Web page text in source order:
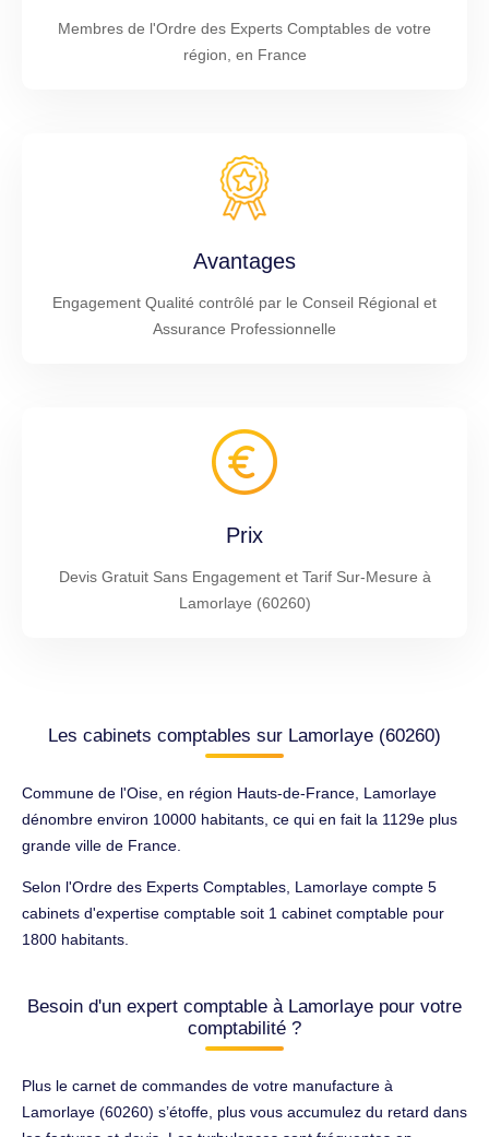
Membres de l'Ordre des Experts Comptables de votre
région, en France
Avantages
Engagement Qualité contrôlé par le Conseil Régional et
Assurance Professionnelle
Prix
Devis Gratuit Sans Engagement et Tarif Sur-Mesure à
Lamorlaye (60260)
Les cabinets comptables sur Lamorlaye (60260)
Commune de l'Oise, en région Hauts-de-France, Lamorlaye
dénombre environ 10000 habitants, ce qui en fait la 1129e plus
grande ville de France.
Selon l'Ordre des Experts Comptables, Lamorlaye compte 5
cabinets d'expertise comptable soit 1 cabinet comptable pour
1800 habitants.
Besoin d'un expert comptable à Lamorlaye pour votre
comptabilité ?
Plus le carnet de commandes de votre manufacture à
Lamorlaye (60260) s’étoffe, plus vous accumulez du retard dans